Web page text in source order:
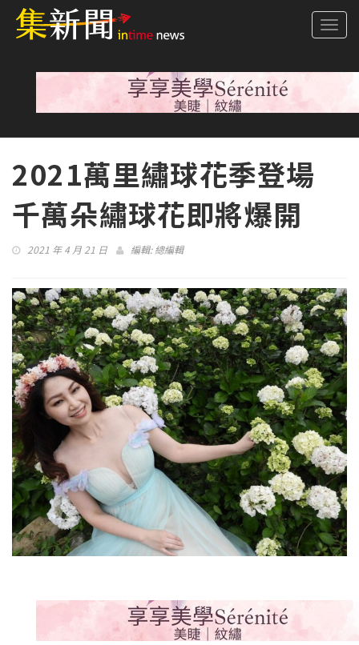
2021萬里繡球花季登場
千萬朵繡球花即將爆開
2021 年 4 月 21 日 編輯:總編輯